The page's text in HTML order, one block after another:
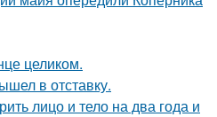
целиком.
в отставку.
лицо и тело на два года и